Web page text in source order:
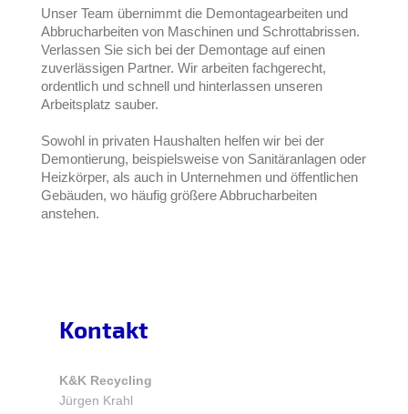
Unser Team übernimmt die Demontagearbeiten und
Abbrucharbeiten von Maschinen und Schrottabrissen.
Verlassen Sie sich bei der Demontage auf einen
zuverlässigen Partner. Wir arbeiten fachgerecht,
ordentlich und schnell und hinterlassen unseren
Arbeitsplatz sauber.
Sowohl in privaten Haushalten helfen wir bei der
Demontierung, beispielsweise von Sanitäranlagen oder
Heizkörper, als auch in Unternehmen und öffentlichen
Gebäuden, wo häufig größere Abbrucharbeiten
anstehen.
Kontakt
K&K Recycling
Jürgen Krahl